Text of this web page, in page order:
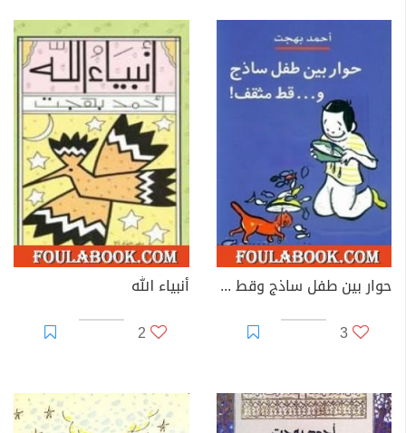
حوار بين طفل ساذج وقط مثقف
3
أنبياء الله
2